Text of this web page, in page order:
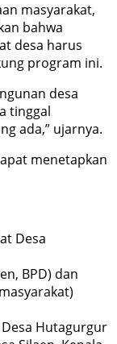
masyarakat,
bahwa
desa harus
program ini.
desa
tinggal
ada,” ujarnya.
menetapkan
Desa
BPD) dan
Hutagurgur